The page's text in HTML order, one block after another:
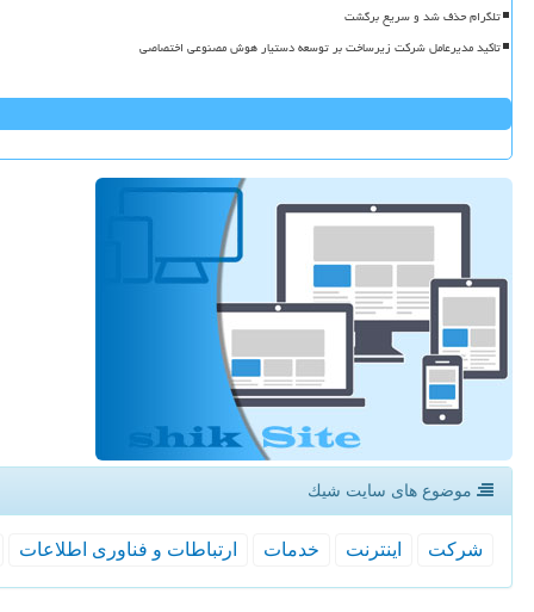
تلگرام حذف شد و سریع برگشت
تاکید مدیرعامل شرکت زیرساخت بر توسعه دستیار هوش مصنوعی اختصاصی
موضوع های سایت شیك
شركت اینترنت خدمات ارتباطات و فناوری اطلاعات